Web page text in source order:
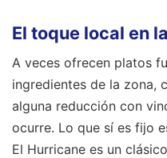
El toque local en
A veces ofrecen platos
ingredientes de la zona,
alguna reducción con
ocurre. Lo que sí es fijo
El Hurricane es un